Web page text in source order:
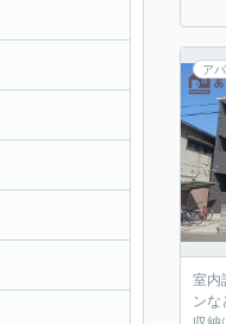
ア
室内
ンな